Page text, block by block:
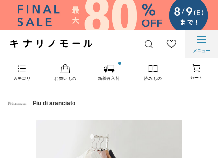
メニュー
カテゴリ お買いもの 新着再入荷 読みもの カート
Piu di aranciato